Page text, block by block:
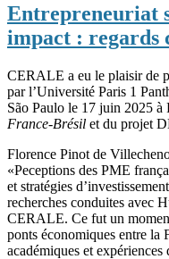
Entrepreneuriat
impact : regards
CERALE a eu le plaisir de
par l’Université Paris 1
São Paulo le 17 juin 2025 à
France-Brésil et du projet
Florence Pinot de
«Peceptions des PME
et stratégies
recherches conduites avec
CERALE. Ce fut un
ponts économiques entre la
académiques et expériences